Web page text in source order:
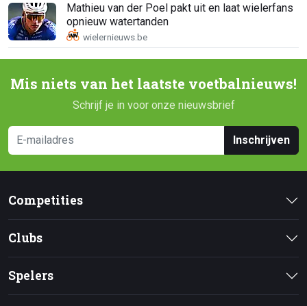
Mathieu van der Poel pakt uit en laat wielerfans
opnieuw watertanden
Mis niets van het laatste voetbalnieuws!
Schrijf je in voor onze nieuwsbrief
Inschrijven
Competities
Clubs
Spelers